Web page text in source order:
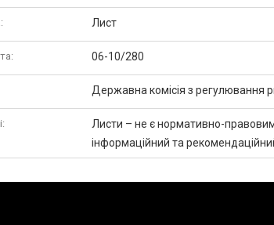
Лист
06-10/280
Державна комісія з регулювання
Листи – не є нормативно-
інформаційний та